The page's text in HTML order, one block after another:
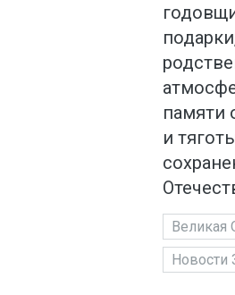
памяти
и
Великая
Новости